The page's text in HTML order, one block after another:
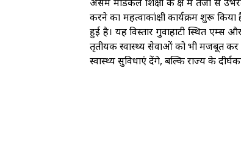
करने का महत्वाकांक्षी कार्यक्रम शुरू
हुई है। यह विस्तार गुवाहाटी स्थित
तृतीयक स्वास्थ्य सेवाओं को भी मजबूत कर
स्वास्थ्य सुविधाएं देंगे, बल्कि राज्य के